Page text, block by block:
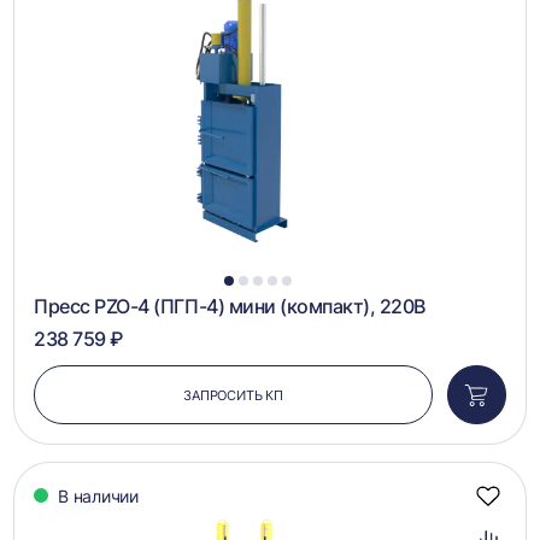
1 2 3 4 5
Пресс PZO-4 (ПГП-4) мини (компакт), 220В
238 759 ₽
ЗАПРОСИТЬ КП
в
В наличии